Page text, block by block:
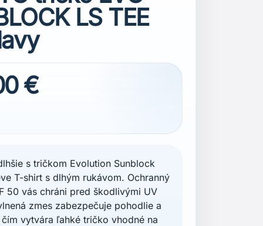
LS TEE
€
s tričkom Evolution Sunblock
T-shirt s dlhým rukávom. Ochranný
50 vás chráni pred škodlivými UV
zmes zabezpečuje pohodlie a
vytvára ľahké tričko vhodné na